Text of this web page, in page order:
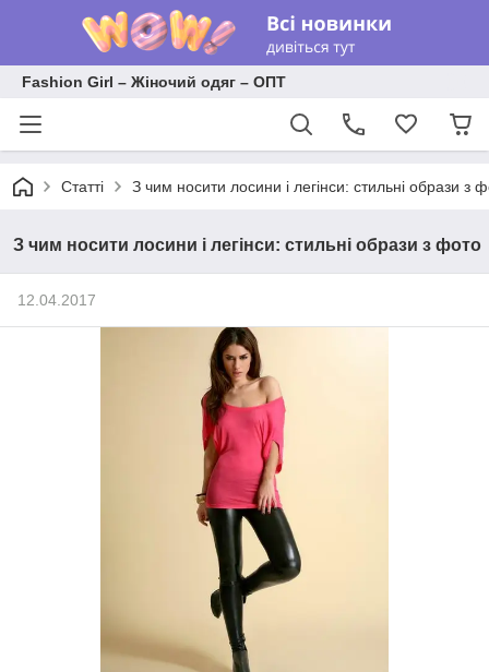
Fashion Girl – Жіночий одяг – ОПТ
Статті З чим носити лосини і легінси: стильні образи з
З чим носити лосини і легінси: стильні образи з фото
12.04.2017